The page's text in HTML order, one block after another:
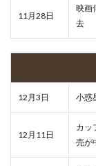
11月28日
映画
去
12月3日 小惑
12月11日
カッ
売が